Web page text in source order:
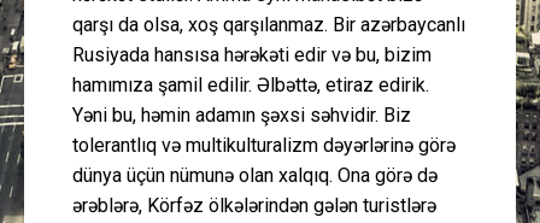
qarşı da olsa, xoş qarşılanmaz. Bir azərbaycanlı
Rusiyada hansısa hərəkəti edir və bu, bizim
hamımıza şamil edilir. Əlbəttə, etiraz edirik.
Yəni bu, həmin adamın şəxsi səhvidir. Biz
tolerantlıq və multikulturalizm dəyərlərinə görə
dünya üçün nümunə olan xalqıq. Ona görə də
ərəblərə, Körfəz ölkələrindən gələn turistlərə